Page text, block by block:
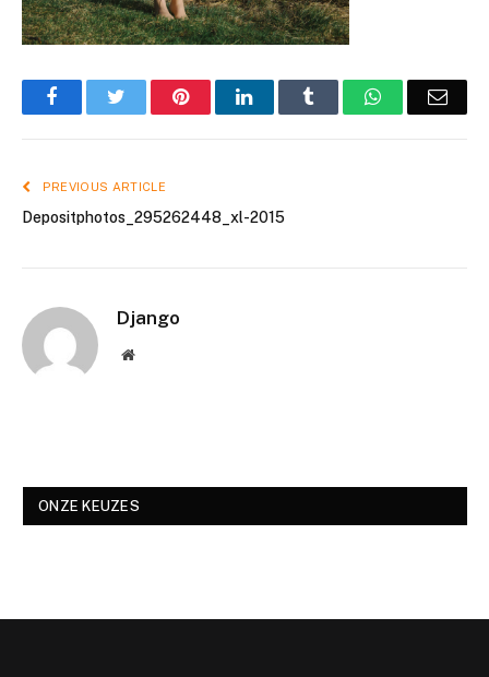
FacebookTwitter PinterestLinkedIn Tumblr WhatsApp
PREVIOUS ARTICLE
Depositphotos_295262448_xl-2015
Django
Website
ONZE KEUZES